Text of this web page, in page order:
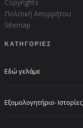
Copyrights
Πολιτική Απορρήτου
Sitemap
ΚΑΤΗΓΟΡΙΕΣ
Εδώ γελάμε
Εξομολογητήριο- Ιστορίες